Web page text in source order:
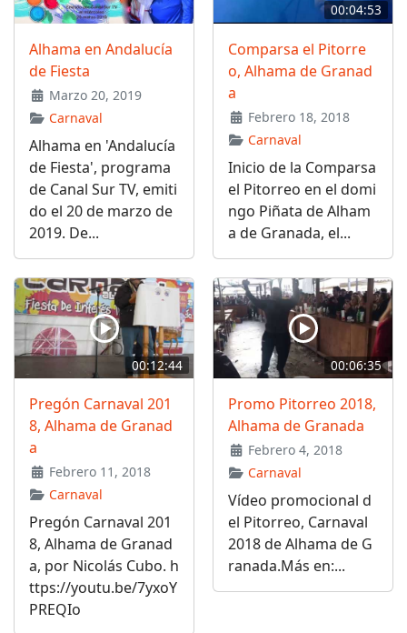
Alhama en Andalucía
de Fiesta
Marzo 20, 2019
Carnaval
Alhama en 'Andalucía
de Fiesta', programa
de Canal Sur TV, emiti
do el 20 de marzo de
2019. De...
00:04:53
Comparsa el Pitorre
o, Alhama de Granad
a
Febrero 18, 2018
Carnaval
Inicio de la Comparsa
el Pitorreo en el domi
ngo Piñata de Alham
a de Granada, el...
00:12:44
Pregón Carnaval 201
8, Alhama de Granad
a
Febrero 11, 2018
Carnaval
Pregón Carnaval 201
8, Alhama de Granad
a, por Nicolás Cubo. h
ttps://youtu.be/7yxoY
PREQIo
00:06:35
Promo Pitorreo 2018,
Alhama de Granada
Febrero 4, 2018
Carnaval
Vídeo promocional d
el Pitorreo, Carnaval
2018 de Alhama de G
ranada.Más en:...